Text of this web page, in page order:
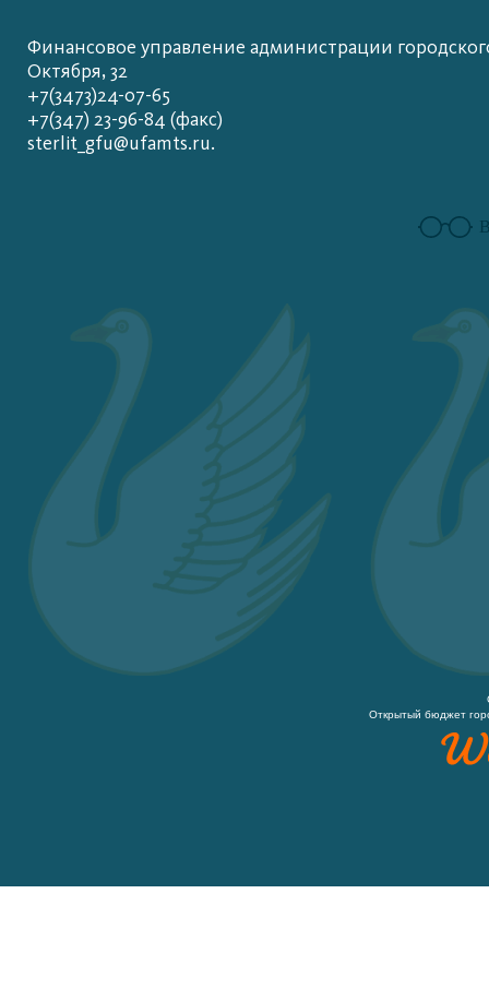
Финансовое управление администрации
Октября, 32
+7(3473)24-07-65
+7(347) 23-96-84 (факс)
sterlit_gfu@ufamts.ru.
Открытый бюджет